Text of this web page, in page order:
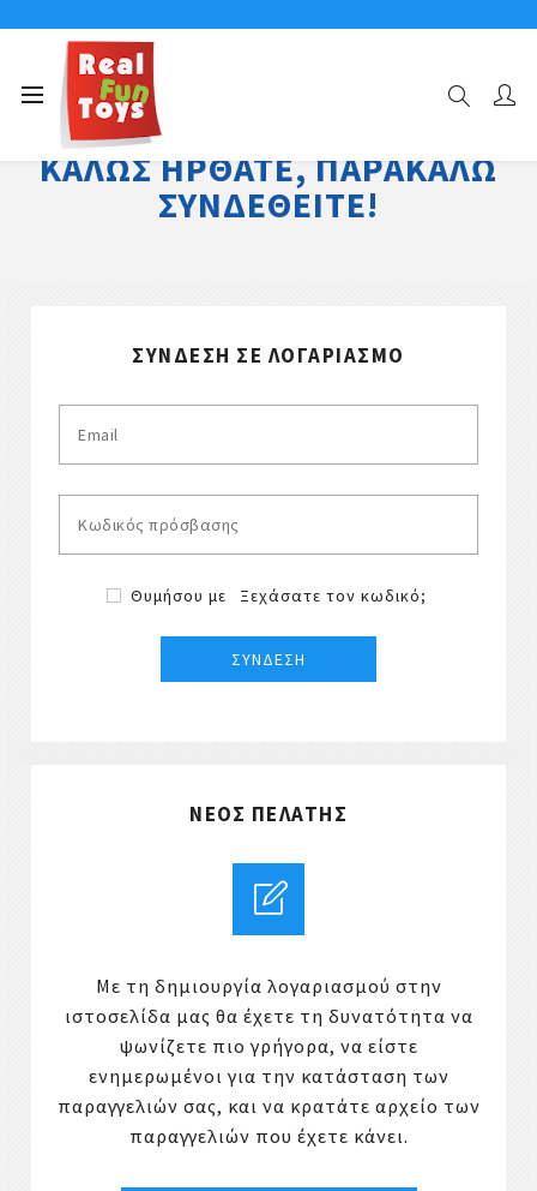
ΚΑΛΏΣ ΉΡΘΑΤΕ, ΠΑΡΑΚΑΛΏ
ΣΥΝΔΕΘΕΊΤΕ!
ΣΎΝΔΕΣΗ ΣΕ ΛΟΓΑΡΙΑΣΜΌ
Θυμήσου με Ξεχάσατε τον κωδικό;
ΝΈΟΣ ΠΕΛΆΤΗΣ
Με τη δημιουργία λογαριασμού στην
ιστοσελίδα μας θα έχετε τη δυνατότητα να
ψωνίζετε πιο γρήγορα, να είστε
ενημερωμένοι για την κατάσταση των
παραγγελιών σας, και να κρατάτε αρχείο των
παραγγελιών που έχετε κάνει.